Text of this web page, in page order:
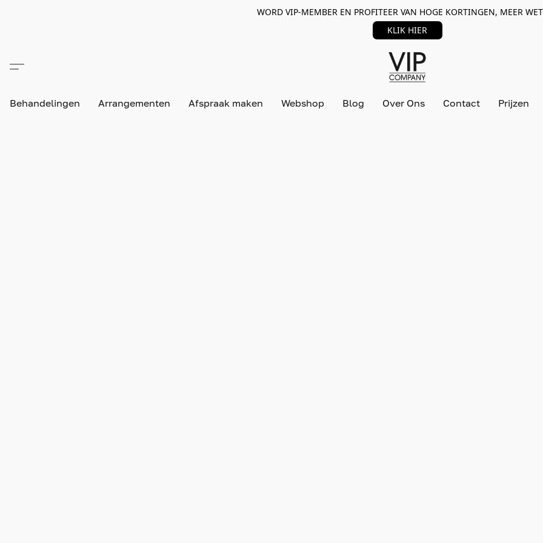
WORD VIP-MEMBER EN PROFITEER VAN HOGE KORTINGEN, MEER
KLIK HIER
Behandelingen Arrangementen Afspraak maken Webshop Blog Over Ons Contact Prijzen